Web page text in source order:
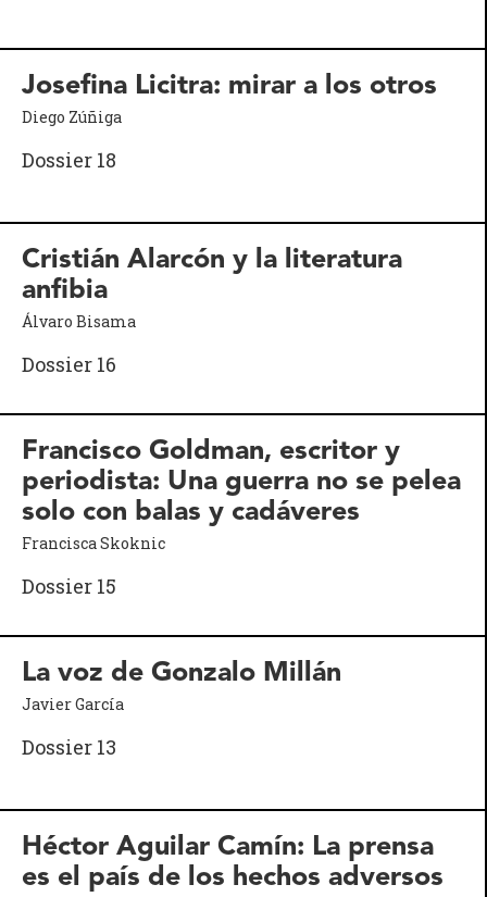
Josefina Licitra: mirar a los otros
Diego Zúñiga
Dossier 18
Cristián Alarcón y la literatura
anfibia
Álvaro Bisama
Dossier 16
Francisco Goldman, escritor y
periodista: Una guerra no se pelea
solo con balas y cadáveres
Francisca Skoknic
Dossier 15
La voz de Gonzalo Millán
Javier García
Dossier 13
Héctor Aguilar Camín: La prensa
es el país de los hechos adversos